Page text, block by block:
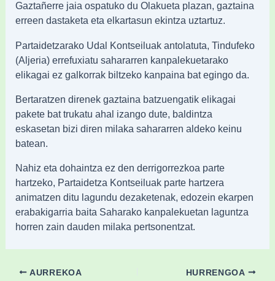
Gaztañerre jaia ospatuko du Olakueta plazan, gaztaina
erreen dastaketa eta elkartasun ekintza uztartuz.
Partaidetzarako Udal Kontseiluak antolatuta, Tindufeko
(Aljeria) errefuxiatu sahararren kanpalekuetarako
elikagai ez galkorrak biltzeko kanpaina bat egingo da.
Bertaratzen direnek gaztaina batzuengatik elikagai
pakete bat trukatu ahal izango dute, baldintza
eskasetan bizi diren milaka sahararren aldeko keinu
batean.
Nahiz eta dohaintza ez den derrigorrezkoa parte
hartzeko, Partaidetza Kontseiluak parte hartzera
animatzen ditu lagundu dezaketenak, edozein ekarpen
erabakigarria baita Saharako kanpalekuetan laguntza
horren zain dauden milaka pertsonentzat.
AURREKOA HURRENGOA